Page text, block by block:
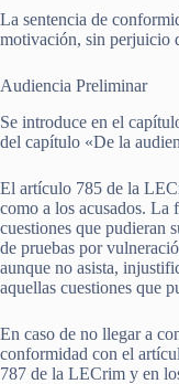
La sentencia de
motivación, sin perjuicio
Audiencia Preliminar
Se introduce en el
del capítulo «De la
El artículo 785 de la
como a los acusados. La
cuestiones que pudieran
de pruebas por
aunque no asista,
aquellas cuestiones que
En caso de no llegar a
conformidad con el
787 de la LECrim y en